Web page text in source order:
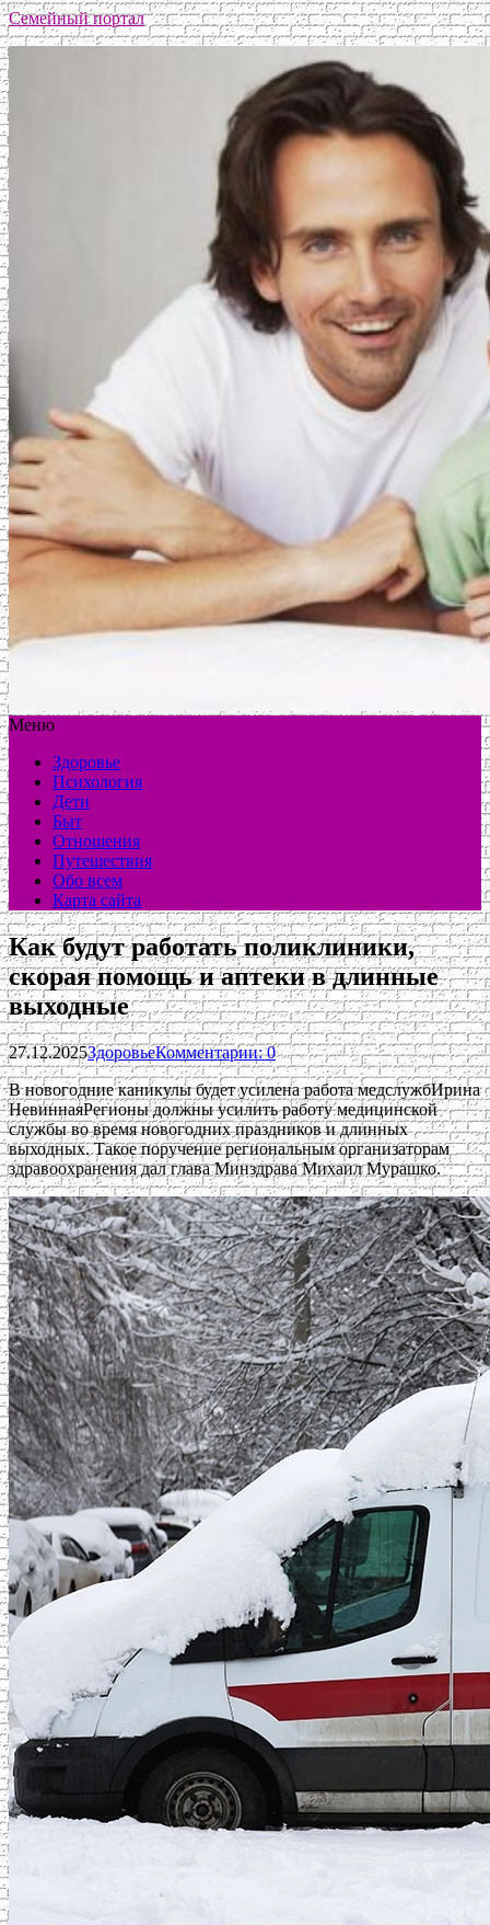
Семейный портал
Меню
Здоровье
Психология
Дети
Быт
Отношения
Путешествия
Обо всем
Карта сайта
Как будут работать поликлиники,
скорая помощь и аптеки в длинные
выходные
27.12.2025ЗдоровьеКомментарии: 0
В новогодние каникулы будет усилена работа медслужбИрина
НевиннаяРегионы должны усилить работу медицинской
службы во время новогодних праздников и длинных
выходных. Такое поручение региональным организаторам
здравоохранения дал глава Минздрава Михаил Мурашко.